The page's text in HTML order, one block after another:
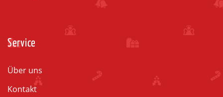
Service
Über uns
Kontakt